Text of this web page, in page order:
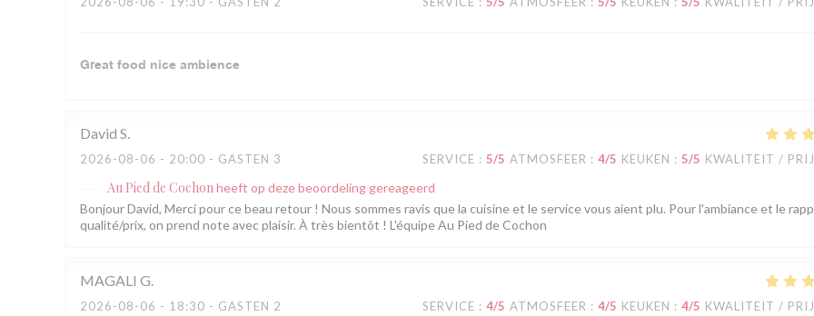
Great food nice ambience
David S
2026-08-06 - 20:00 - GASTEN 3 SERVICE : 5/5 ATMOSFEER : 4/5 KEUKEN : 5/5 KWALITEIT /
Au Pied de Cochonheeft op deze beoordeling gereageerd
Bonjour David, Merci pour ce beau retour ! Nous sommes ravis que la cuisine et le service vous aient plu. Pour l'ambiance et le
qualité/prix, on prend note avec plaisir. À très bientôt ! L'équipe Au Pied de Cochon
MAGALI G
2026-08-06 - 18:30 - GASTEN 2 SERVICE : 4/5 ATMOSFEER : 4/5 KEUKEN : 4/5 KWALITEIT /